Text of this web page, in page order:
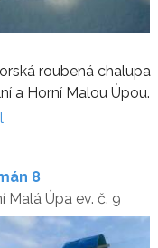
roubená chalupa
a Horní Malou Úpou.
8
Malá Úpa ev. č. 9